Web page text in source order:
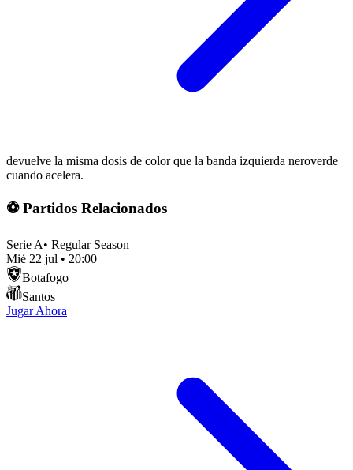
devuelve la misma dosis de color que la banda izquierda neroverde
cuando acelera.
⚽ Partidos Relacionados
Serie A• Regular Season
Mié 22 jul • 20:00
Botafogo
Santos
Jugar Ahora